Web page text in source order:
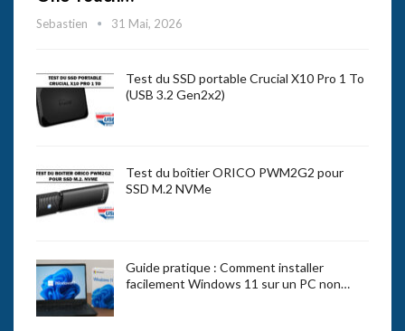
Sebastien 31 Mai, 2026
Test du SSD portable Crucial X10 Pro 1 To
(USB 3.2 Gen2x2)
Test du boîtier ORICO PWM2G2 pour
SSD M.2 NVMe
Guide pratique : Comment installer
facilement Windows 11 sur un PC non…